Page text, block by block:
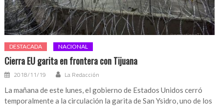
DESTACADA NACIONAL
Cierra EU garita en frontera con Tijuana
2018/11/19 La Redacción
La mañana de este lunes, el gobierno de Estados Unidos cerró
temporalmente a la circulación la garita de San Ysidro, uno de los